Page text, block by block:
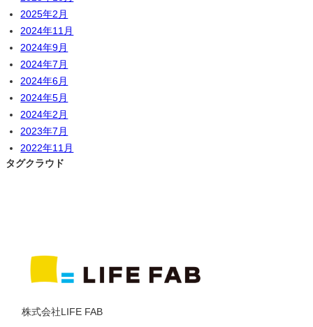
2025年2月
2024年11月
2024年9月
2024年7月
2024年6月
2024年5月
2024年2月
2023年7月
2022年11月
タグクラウド
株式会社LIFE FAB